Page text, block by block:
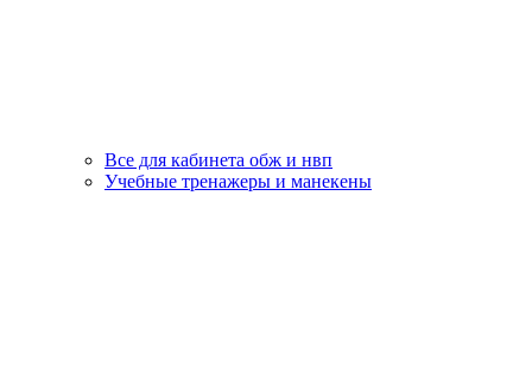
Все для кабинета обж и нвп
Учебные тренажеры и манекены